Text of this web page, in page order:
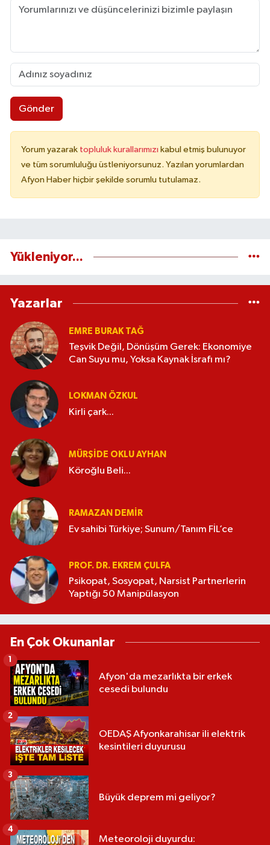
Gönder
Yorum yazarak topluluk kurallarımızı kabul etmiş bulunuyor
ve tüm sorumluluğu üstleniyorsunuz. Yazılan yorumlardan
Afyon Haber hiçbir şekilde sorumlu tutulamaz.
Yükleniyor...
Yazarlar
EMRE BURAK TAĞ
Teşvik Değil, Dönüşüm Gerek: Ekonomiye
Can Suyu mu, Yoksa Kaynak İsrafı mı?
LOKMAN ÖZKUL
Kirli çark...
MÜRŞIDE OKLU AYHAN
Köroğlu Beli...
RAMAZAN DEMİR
Ev sahibi Türkiye; Sunum/Tanım FİL’ce
PROF. DR. EKREM ÇULFA
Psikopat, Sosyopat, Narsist Partnerlerin
Yaptığı 50 Manipülasyon
En Çok Okunanlar
Afyon'da mezarlıkta bir erkek
cesedi bulundu
1
OEDAŞ Afyonkarahisar ili elektrik
kesintileri duyurusu
2
Büyük deprem mi geliyor?
3
Meteoroloji duyurdu:
4